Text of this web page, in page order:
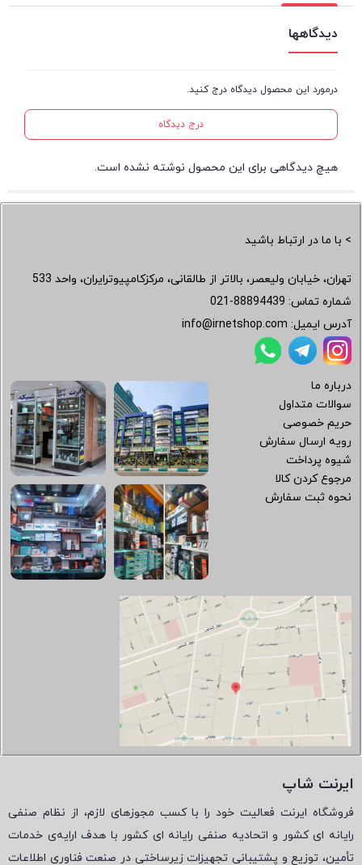
دیدگاهها
درمورد این محصول دیدگاه درج کنید.
درج دیدگاه
هیچ دیدگاهی برای این محصول نوشته نشده است.
> با ما در ارتباط باشید
تهران، خیابان ولیعصر، بالاتر از طالقانی، مرکزکامپیوترایران، واحد 533
شماره تماس: 021-88894439
آدرس ایمیل: info@irnetshop.com
درباره ما
سوالات متداول
حریم خصوصی
رویه ارسال سفارش
شیوه پرداخت
مرجوع کردن کالا
نحوه ثبت سفارش
ایرنت شاپ
فروشگاه ایرنت فعالیت خود را با کسب مجوزهای لازم، از نظام صنفی
رایانه ای کشور و اتحادیه صنفی رایانه ای کشور با هدف ارایه‌ی خدمات
تأمین، توزیع و پشتیبانی تجهیزات زیرساختی در صنعت فناوری اطلاعات